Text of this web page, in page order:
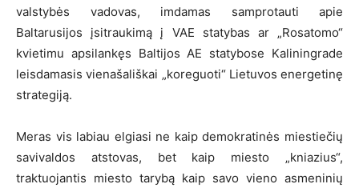
valstybės vadovas, imdamas samprotauti apie
Baltarusijos įsitraukimą į VAE statybas ar „Rosatomo“
kvietimu apsilankęs Baltijos AE statybose Kaliningrade
leisdamasis vienašališkai „koreguoti“ Lietuvos energetinę
strategiją.
Meras vis labiau elgiasi ne kaip demokratinės miestiečių
savivaldos atstovas, bet kaip miesto „kniazius“,
traktuojantis miesto tarybą kaip savo vieno asmeninių